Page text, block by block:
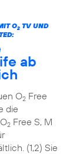
O2TV UND
ab
O2Free
die
2Free S, M
(1,2) Sie